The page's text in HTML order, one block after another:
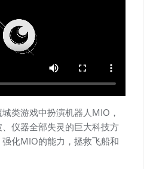
类游戏中扮演机器人MIO，
仪器全部失灵的巨大科技方
化MIO的能力，拯救飞船和